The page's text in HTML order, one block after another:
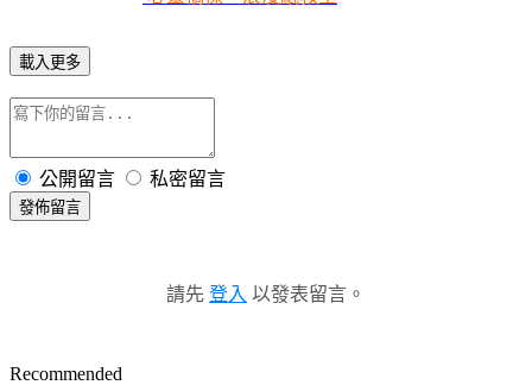
載入更多
公開留言 私密留言
發佈留言
請先 登入 以發表留言。
Recommended